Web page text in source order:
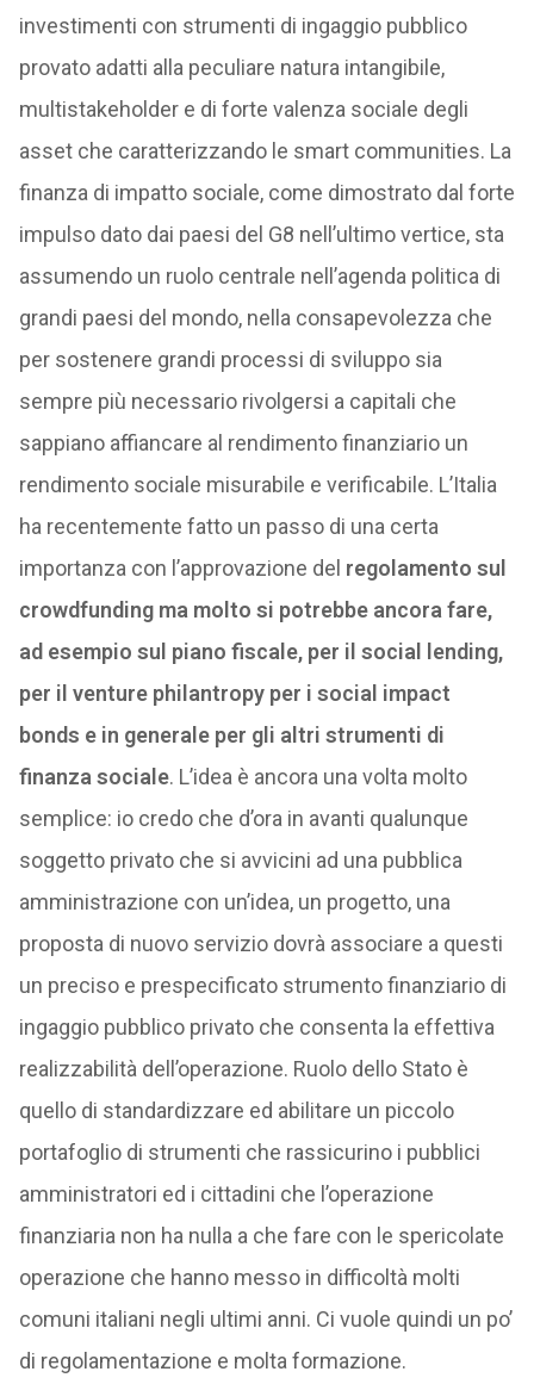
investimenti con strumenti di ingaggio pubblico
provato adatti alla peculiare natura intangibile,
multistakeholder e di forte valenza sociale degli
asset che caratterizzando le smart communities. La
finanza di impatto sociale, come dimostrato dal forte
impulso dato dai paesi del G8 nell’ultimo vertice, sta
assumendo un ruolo centrale nell’agenda politica di
grandi paesi del mondo, nella consapevolezza che
per sostenere grandi processi di sviluppo sia
sempre più necessario rivolgersi a capitali che
sappiano affiancare al rendimento finanziario un
rendimento sociale misurabile e verificabile. L’Italia
ha recentemente fatto un passo di una certa
importanza con l’approvazione del regolamento sul
crowdfunding ma molto si potrebbe ancora fare,
ad esempio sul piano fiscale, per il social lending,
per il venture philantropy per i social impact
bonds e in generale per gli altri strumenti di
finanza sociale. L’idea è ancora una volta molto
semplice: io credo che d’ora in avanti qualunque
soggetto privato che si avvicini ad una pubblica
amministrazione con un’idea, un progetto, una
proposta di nuovo servizio dovrà associare a questi
un preciso e prespecificato strumento finanziario di
ingaggio pubblico privato che consenta la effettiva
realizzabilità dell’operazione. Ruolo dello Stato è
quello di standardizzare ed abilitare un piccolo
portafoglio di strumenti che rassicurino i pubblici
amministratori ed i cittadini che l’operazione
finanziaria non ha nulla a che fare con le spericolate
operazione che hanno messo in difficoltà molti
comuni italiani negli ultimi anni. Ci vuole quindi un po’
di regolamentazione e molta formazione.